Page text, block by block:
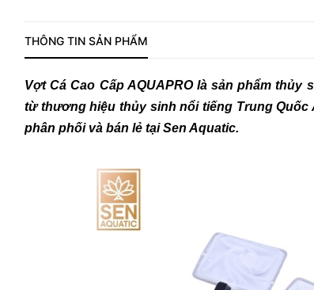
THÔNG TIN SẢN PHẨM
Vợt Cá Cao Cấp AQUAPROlà sản phẩm thủy
từ thương hiệu thủy sinh nổi tiếng Trung Quốc
phân phối và bán lẻ tại Sen Aquatic.